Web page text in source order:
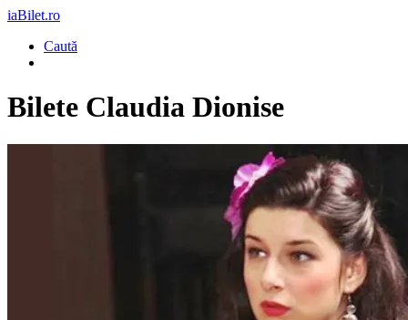
iaBilet.ro
Caută
Bilete Claudia Dionise